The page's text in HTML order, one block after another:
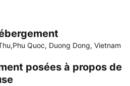
Quoc, Duong Dong, Vietnam
posées à propos de